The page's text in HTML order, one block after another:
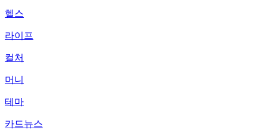
헬스
라이프
컬처
머니
테마
카드뉴스